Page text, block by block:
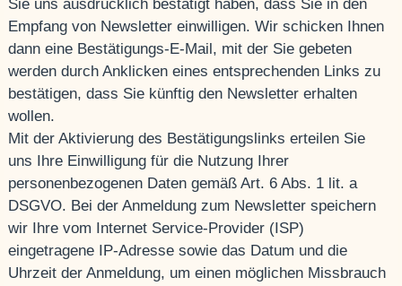
Sie uns ausdrücklich bestätigt haben, dass Sie in den
Empfang von Newsletter einwilligen. Wir schicken Ihnen
dann eine Bestätigungs-E-Mail, mit der Sie gebeten
werden durch Anklicken eines entsprechenden Links zu
bestätigen, dass Sie künftig den Newsletter erhalten
wollen.
Mit der Aktivierung des Bestätigungslinks erteilen Sie
uns Ihre Einwilligung für die Nutzung Ihrer
personenbezogenen Daten gemäß Art. 6 Abs. 1 lit. a
DSGVO. Bei der Anmeldung zum Newsletter speichern
wir Ihre vom Internet Service-Provider (ISP)
eingetragene IP-Adresse sowie das Datum und die
Uhrzeit der Anmeldung, um einen möglichen Missbrauch